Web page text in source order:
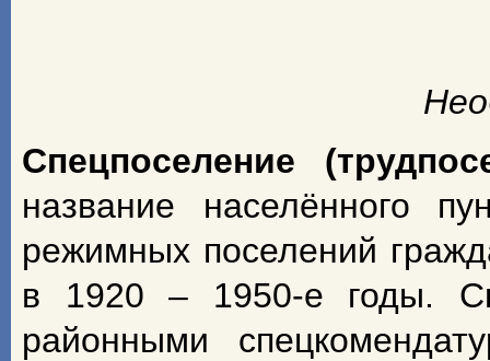
Спецпоселение
название населённого
режимных поселений
в 1920 – 1950-е годы.
районными